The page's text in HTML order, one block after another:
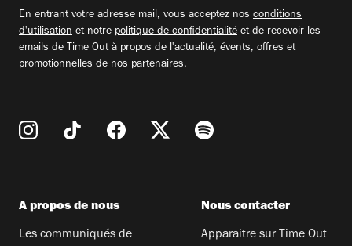
En entrant votre adresse mail, vous acceptez nos conditions
d'utilisation et notre politique de confidentialité et de recevoir les
emails de Time Out à propos de l'actualité, évents, offres et
promotionnelles de nos partenaires.
A propos de nous
Les communiqués de
Nous contacter
Apparaitre sur Time Out